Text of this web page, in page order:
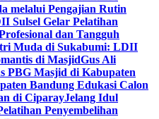
melalui Pengajian Rutin
Sulsel Gelar Pelatihan
dan Tangguh
Muda di Sukabumi: LDII
di MasjidGus Ali
PBG Masjid di Kabupaten
Bandung Edukasi Calon
di CiparayJelang Idul
Penyembelihan